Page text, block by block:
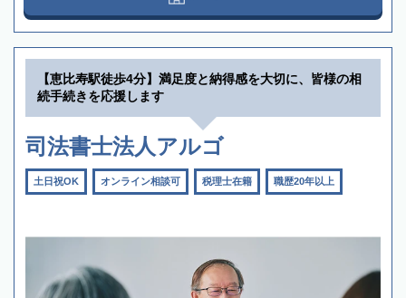
【恵比寿駅徒歩4分】満足度と納得感を大切に、皆様の相
続手続きを応援します
司法書士法人アルゴ
土日祝OK オンライン相談可 税理士在籍 職歴20年以上